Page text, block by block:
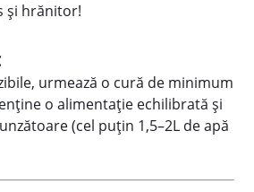
și hrănitor!
urmează o cură de minimum
o alimentație echilibrată și
(cel puțin 1,5–2L de apă